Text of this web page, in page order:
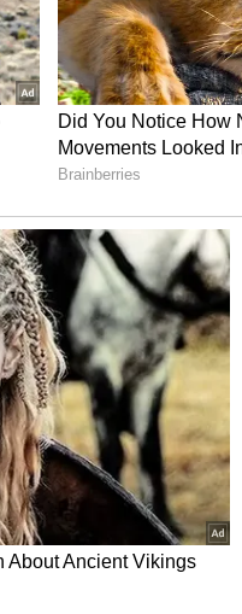
అని సీతారామన్
కోరుకోవడం వల్ల
ప్రధానమంత్రి ఆర్థిక
పేర్కొంది.
తెలుపుతుంది అన్నారు.